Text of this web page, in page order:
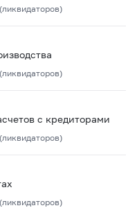
с кредиторами